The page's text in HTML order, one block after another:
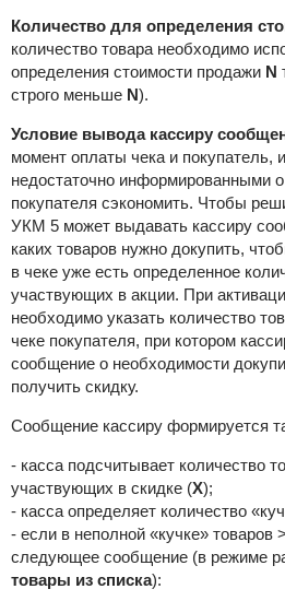
Количество для определения
количество товара необходимо
определения стоимости продажи N
строго меньше N).
Условие вывода кассиру
момент оплаты чека и покупатель,
недостаточно информированными
покупателя сэкономить. Чтобы
УКМ 5 может выдавать кассиру
каких товаров нужно докупить,
в чеке уже есть определенное
участвующих в акции. При
необходимо указать количество
чеке покупателя, при котором
сообщение о необходимости
получить скидку.
Сообщение кассиру формируется
- касса подсчитывает количество
участвующих в скидке (Х);
- касса определяет количество
- если в неполной «кучке» товаров
следующее сообщение (в режиме
товары из списка):